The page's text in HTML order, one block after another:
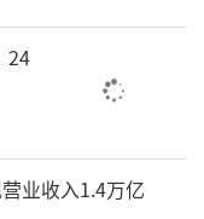
联
小得多。
24
业收入1.4万亿